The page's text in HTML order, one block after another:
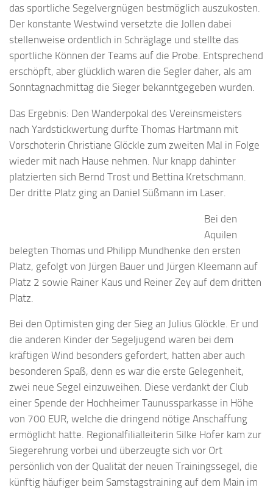
das sportliche Segelvergnügen bestmöglich auszukosten.
Der konstante Westwind versetzte die Jollen dabei
stellenweise ordentlich in Schräglage und stellte das
sportliche Können der Teams auf die Probe. Entsprechend
erschöpft, aber glücklich waren die Segler daher, als am
Sonntagnachmittag die Sieger bekanntgegeben wurden.
Das Ergebnis: Den Wanderpokal des Vereinsmeisters
nach Yardstickwertung durfte Thomas Hartmann mit
Vorschoterin Christiane Glöckle zum zweiten Mal in Folge
wieder mit nach Hause nehmen. Nur knapp dahinter
platzierten sich Bernd Trost und Bettina Kretschmann.
Der dritte Platz ging an Daniel Süßmann im Laser.
Bei den
Aquilen
belegten Thomas und Philipp Mundhenke den ersten
Platz, gefolgt von Jürgen Bauer und Jürgen Kleemann auf
Platz 2 sowie Rainer Kaus und Reiner Zey auf dem dritten
Platz.
Bei den Optimisten ging der Sieg an Julius Glöckle. Er und
die anderen Kinder der Segeljugend waren bei dem
kräftigen Wind besonders gefordert, hatten aber auch
besonderen Spaß, denn es war die erste Gelegenheit,
zwei neue Segel einzuweihen. Diese verdankt der Club
einer Spende der Hochheimer Taunussparkasse in Höhe
von 700 EUR, welche die dringend nötige Anschaffung
ermöglicht hatte. Regionalfilialleiterin Silke Hofer kam zur
Siegerehrung vorbei und überzeugte sich vor Ort
persönlich von der Qualität der neuen Trainingssegel, die
künftig häufiger beim Samstagstraining auf dem Main im